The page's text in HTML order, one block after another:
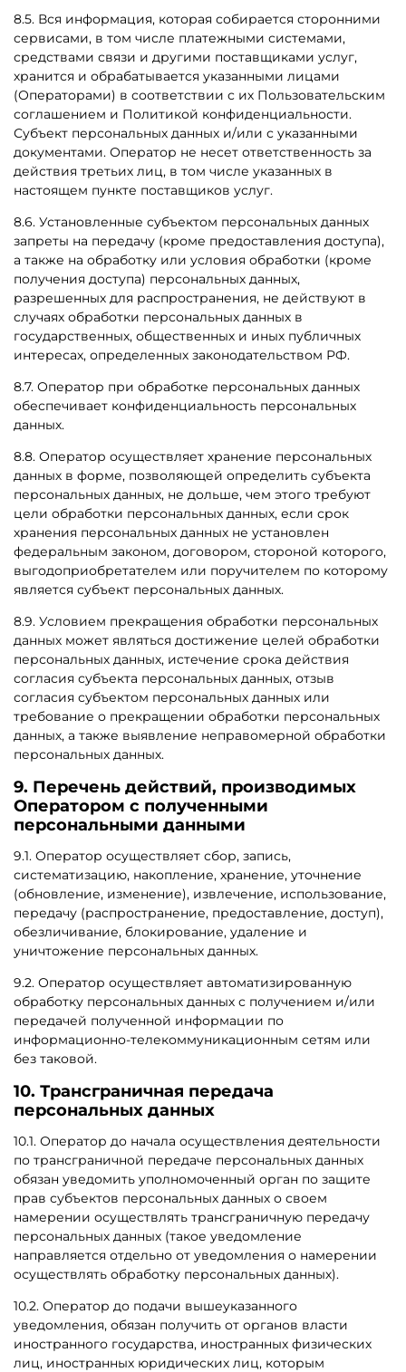
8.5. Вся информация, которая собирается сторонними
сервисами, в том числе платежными системами,
средствами связи и другими поставщиками услуг,
хранится и обрабатывается указанными лицами
(Операторами) в соответствии с их Пользовательским
соглашением и Политикой конфиденциальности.
Субъект персональных данных и/или с указанными
документами. Оператор не несет ответственность за
действия третьих лиц, в том числе указанных в
настоящем пункте поставщиков услуг.
8.6. Установленные субъектом персональных данных
запреты на передачу (кроме предоставления доступа),
а также на обработку или условия обработки (кроме
получения доступа) персональных данных,
разрешенных для распространения, не действуют в
случаях обработки персональных данных в
государственных, общественных и иных публичных
интересах, определенных законодательством РФ.
8.7. Оператор при обработке персональных данных
обеспечивает конфиденциальность персональных
данных.
8.8. Оператор осуществляет хранение персональных
данных в форме, позволяющей определить субъекта
персональных данных, не дольше, чем этого требуют
цели обработки персональных данных, если срок
хранения персональных данных не установлен
федеральным законом, договором, стороной которого,
выгодоприобретателем или поручителем по которому
является субъект персональных данных.
8.9. Условием прекращения обработки персональных
данных может являться достижение целей обработки
персональных данных, истечение срока действия
согласия субъекта персональных данных, отзыв
согласия субъектом персональных данных или
требование о прекращении обработки персональных
данных, а также выявление неправомерной обработки
персональных данных.
9. Перечень действий, производимых
Оператором с полученными
персональными данными
9.1. Оператор осуществляет сбор, запись,
систематизацию, накопление, хранение, уточнение
(обновление, изменение), извлечение, использование,
передачу (распространение, предоставление, доступ),
обезличивание, блокирование, удаление и
уничтожение персональных данных.
9.2. Оператор осуществляет автоматизированную
обработку персональных данных с получением и/или
передачей полученной информации по
информационно-телекоммуникационным сетям или
без таковой.
10. Трансграничная передача
персональных данных
10.1. Оператор до начала осуществления деятельности
по трансграничной передаче персональных данных
обязан уведомить уполномоченный орган по защите
прав субъектов персональных данных о своем
намерении осуществлять трансграничную передачу
персональных данных (такое уведомление
направляется отдельно от уведомления о намерении
осуществлять обработку персональных данных).
10.2. Оператор до подачи вышеуказанного
уведомления, обязан получить от органов власти
иностранного государства, иностранных физических
лиц, иностранных юридических лиц, которым